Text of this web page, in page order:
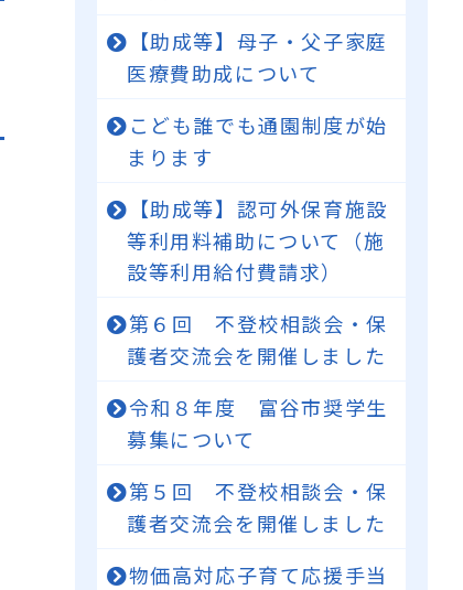
【助成等】母子・父子家庭
医療費助成について
こども誰でも通園制度が始
まります
【助成等】認可外保育施設
等利用料補助について（施
設等利用給付費請求）
第６回 不登校相談会・保
護者交流会を開催しました
令和８年度 富谷市奨学生
募集について
第５回 不登校相談会・保
護者交流会を開催しました
物価高対応子育て応援手当